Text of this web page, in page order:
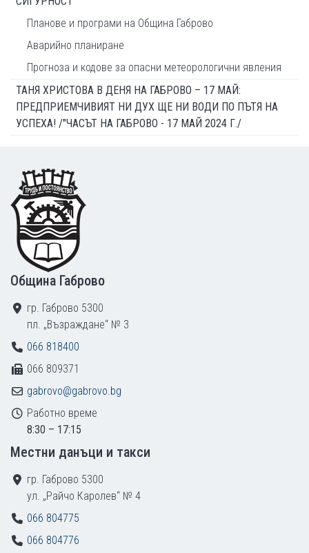
Планове и програми на Община Габрово
Аварийно планиране
Прогноза и кодове за опасни метеорологични явления
ТАНЯ ХРИСТОВА В ДЕНЯ НА ГАБРОВО – 17 МАЙ:
ПРЕДПРИЕМЧИВИЯТ НИ ДУХ ЩЕ НИ ВОДИ ПО ПЪТЯ НА
УСПЕХА! /"ЧАСЪТ НА ГАБРОВО - 17 МАЙ 2024 Г./
Footer
Община Габрово
гр. Габрово 5300
пл. „Възраждане“ № 3
066 818400
066 809371
gabrovo@gabrovo.bg
Работно време
8:30 – 17:15
Местни данъци и такси
гр. Габрово 5300
ул. „Райчо Каролев“ № 4
066 804775
066 804776